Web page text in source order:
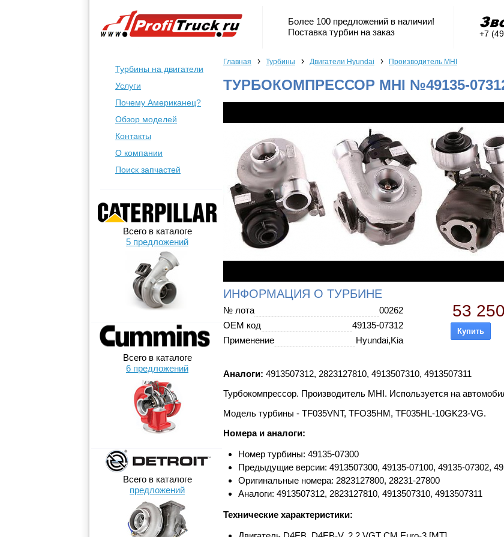
Более 100 предложений в наличии!
Поставка турбин на заказ
+7
Турбины на двигатели
Услуги
Почему Американец?
Обзор моделей
Контакты
О компании
Поиск запчастей
Всего в каталоге
5 предложений
Всего в каталоге
6 предложений
Всего в каталоге
предложений
Главная › Турбины › Двигатели Hyundai › Производитель MHI
ТУРБОКОМПРЕССОР MHI №49135-
ИНФОРМАЦИЯ О ТУРБИНЕ
№ лота
00262
OEM код
49135-07312
Применение
Hyundai,Kia
53 250
Аналоги: 4913507312, 2823127810, 4913507310, 4913507311
Турбокомпрессор. Производитель MHI. Используется на
Модель турбины - TF035VNT, TFO35HM, TF035HL-10GK23-VG.
Номера и аналоги:
Номер турбины: 49135-07300
Предыдущие версии: 4913507300, 49135-07100, 49135-07302,
Оригинальные номера: 2823127800, 28231-27800
Аналоги: 4913507312, 2823127810, 4913507310, 4913507311
Технические характеристики: